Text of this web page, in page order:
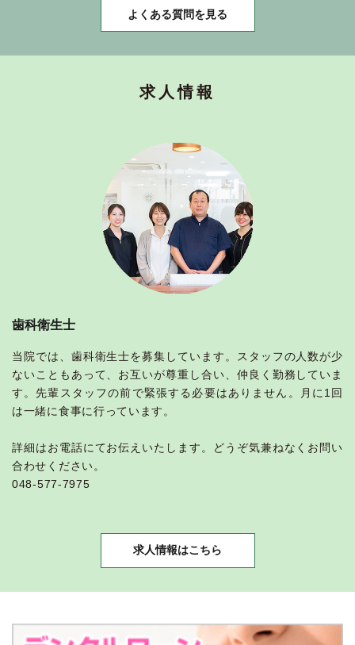
よくある質問を見る
求人情報
歯科衛生士
当院では、歯科衛生士を募集しています。スタッフの人数が少
ないこともあって、お互いが尊重し合い、仲良く勤務していま
す。先輩スタッフの前で緊張する必要はありません。月に1回
は一緒に食事に行っています。
詳細はお電話にてお伝えいたします。どうぞ気兼ねなくお問い
合わせください。
048-577-7975
求人情報はこちら